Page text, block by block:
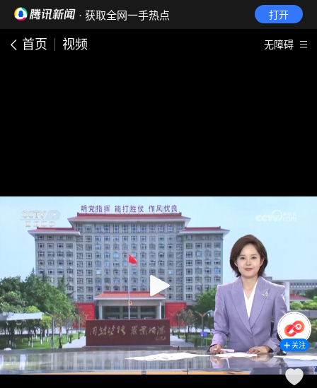
· 获取全网一手热点 打开
首页 视频 无障碍
关注